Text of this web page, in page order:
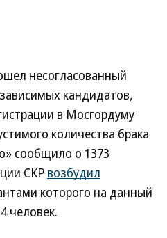
несогласованный
кандидатов,
в Мосгордуму
количества брака
сообщило о 1373
СКР возбудил
которого на данный
человек.